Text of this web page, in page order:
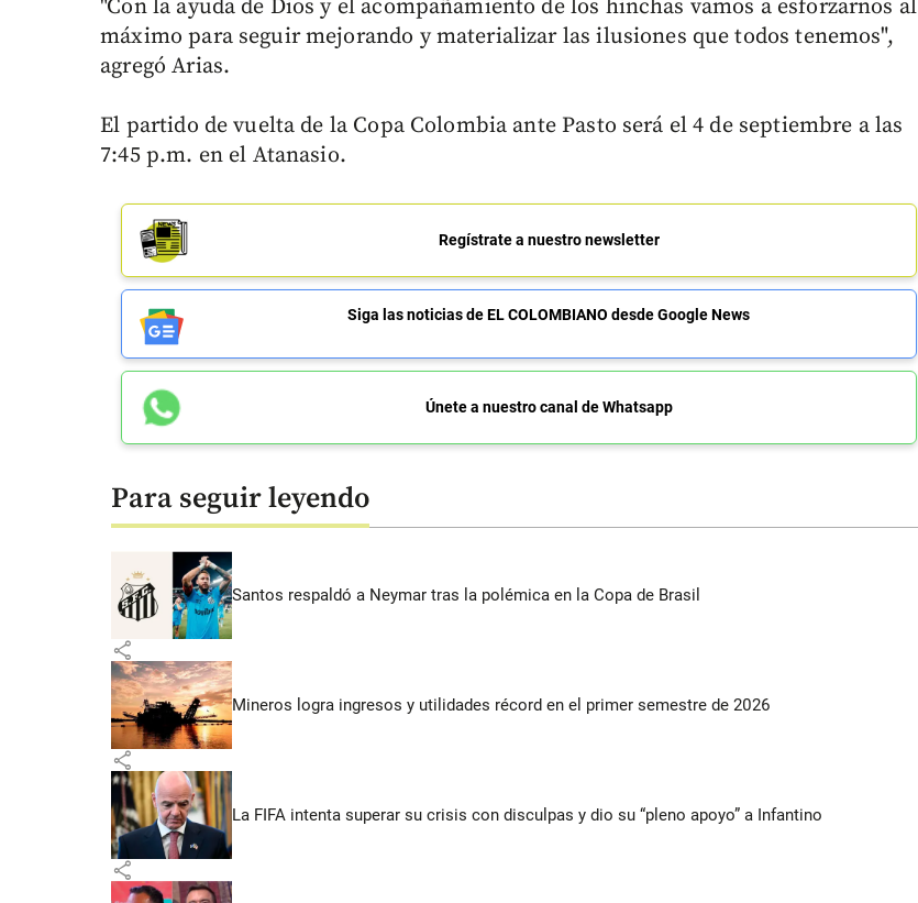
"Con la ayuda de Dios y el acompañamiento de los hinchas vamos a esforzarnos al
máximo para seguir mejorando y materializar las ilusiones que todos tenemos",
agregó Arias.
El partido de vuelta de la Copa Colombia ante Pasto será el 4 de septiembre a las
7:45 p.m. en el Atanasio.
Regístrate a nuestro newsletter
Siga las noticias de EL COLOMBIANO desde Google News
Únete a nuestro canal de Whatsapp
Para seguir leyendo
Santos respaldó a Neymar tras la polémica en la Copa de Brasil
share
Mineros logra ingresos y utilidades récord en el primer semestre de 2026
share
La FIFA intenta superar su crisis con disculpas y dio su “pleno apoyo” a Infantino
share